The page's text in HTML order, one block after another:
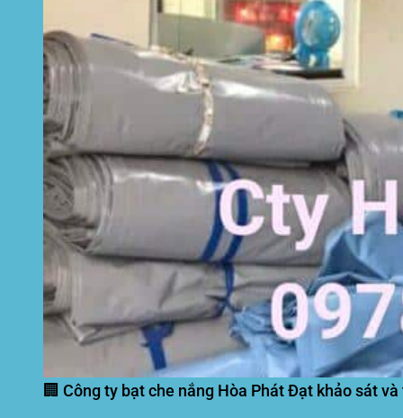
🏢 Công ty bạt che nắng Hòa Phát Đạt khảo sát